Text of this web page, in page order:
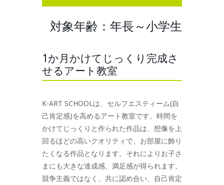
対象年齢：年長～小学生
1か月かけてじっくり完成さ
せるアート教室
K-ART SCHOOLは、セルフエスティーム(自
己肯定感)を高めるアート教室です。時間を
かけてじっくりと作られた作品は、想像を上
回るほどの高いクオリティで、お部屋に飾り
たくなる作品となります。それによりお子さ
まにも大きな達成感、満足感が得られます。
競争主義ではなく、共に認め合い、自己肯定